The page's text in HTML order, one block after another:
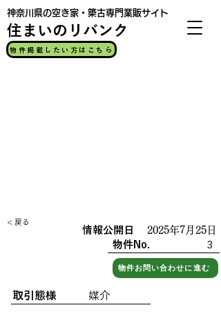
神奈川県の空き家・築古専門業販サイト
​住まいのリバンク
物件掲載したい方はこちら
< 戻る
情報公開日
2025年7月25日
物件No.
3
物件お問い合わせに進む
取引態様 媒介